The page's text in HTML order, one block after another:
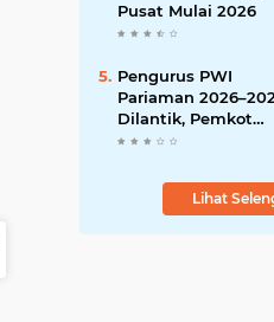
Pusat Mulai 2026
Pengurus PWI
Pariaman
Dilantik, Pemkot
Tekankan Sinergi
Lihat